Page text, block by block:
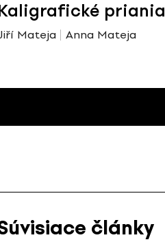
priania
Mateja Anna Mateja
články